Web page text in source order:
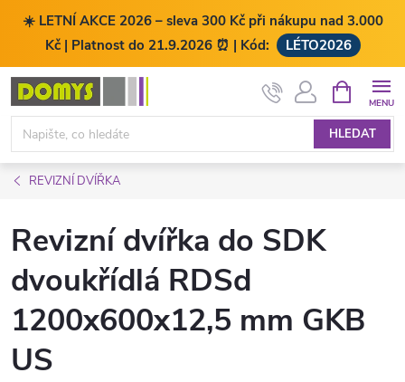
☀️ LETNÍ AKCE 2026 – sleva 300 Kč při nákupu nad 3.000
Kč | Platnost do 21.9.2026 ⏰ | Kód:
LÉTO2026
Přejít
obsah
HLEDAT
NÁKUPNÍ
KOŠÍK
REVIZNÍ DVÍŘKA
Revizní dvířka do SDK
dvoukřídlá RDSd
1200x600x12,5 mm GKB
US